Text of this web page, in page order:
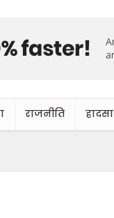
राजनीति हादसा